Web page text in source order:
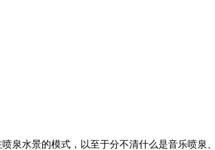
水景的模式，以至于分不清什么是音乐喷泉